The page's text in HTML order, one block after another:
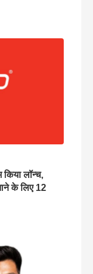
किया लॉन्च,
के लिए 12